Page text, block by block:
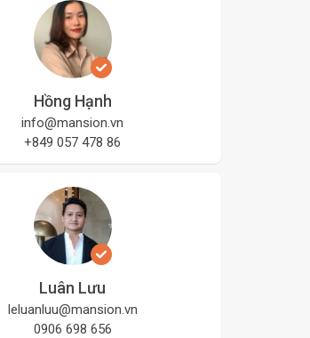
Hồng Hạnh
info@mansion.vn
+849 057 478 86
Luân Lưu
leluanluu@mansion.vn
0906 698 656